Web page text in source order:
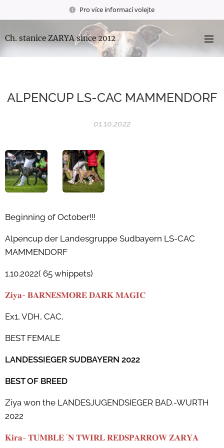
Pro více informací volejte
Ch. stanice ZARYA since 2012
ALPENCUP LS-CAC MAMMENDORF
01.10.2022
Beginning of October!!!
Alpencup der Landesgruppe Sudbayern LS-CAC
MAMMENDORF
1.10.2022( 65 whippets)
𝐙𝐢𝐲𝐚- 𝐁𝐀𝐑𝐍𝐄𝐒𝐌𝐎𝐑𝐄 𝐃𝐀𝐑𝐊 𝐌𝐀𝐆𝐈𝐂
Ex1, VDH, CAC,
BEST FEMALE
LANDESSIEGER SUDBAYERN 2022
BEST OF BREED
Ziya won the LANDESJUGENDSIEGER BAD.-WURTH
2022
𝐊𝐢𝐫𝐚- 𝐓𝐔𝐌𝐁𝐋𝐄 ´𝐍 𝐓𝐖𝐈𝐑𝐋 𝐑𝐄𝐃𝐒𝐏𝐀𝐑𝐑𝐎𝐖 𝐙𝐀𝐑𝐘𝐀